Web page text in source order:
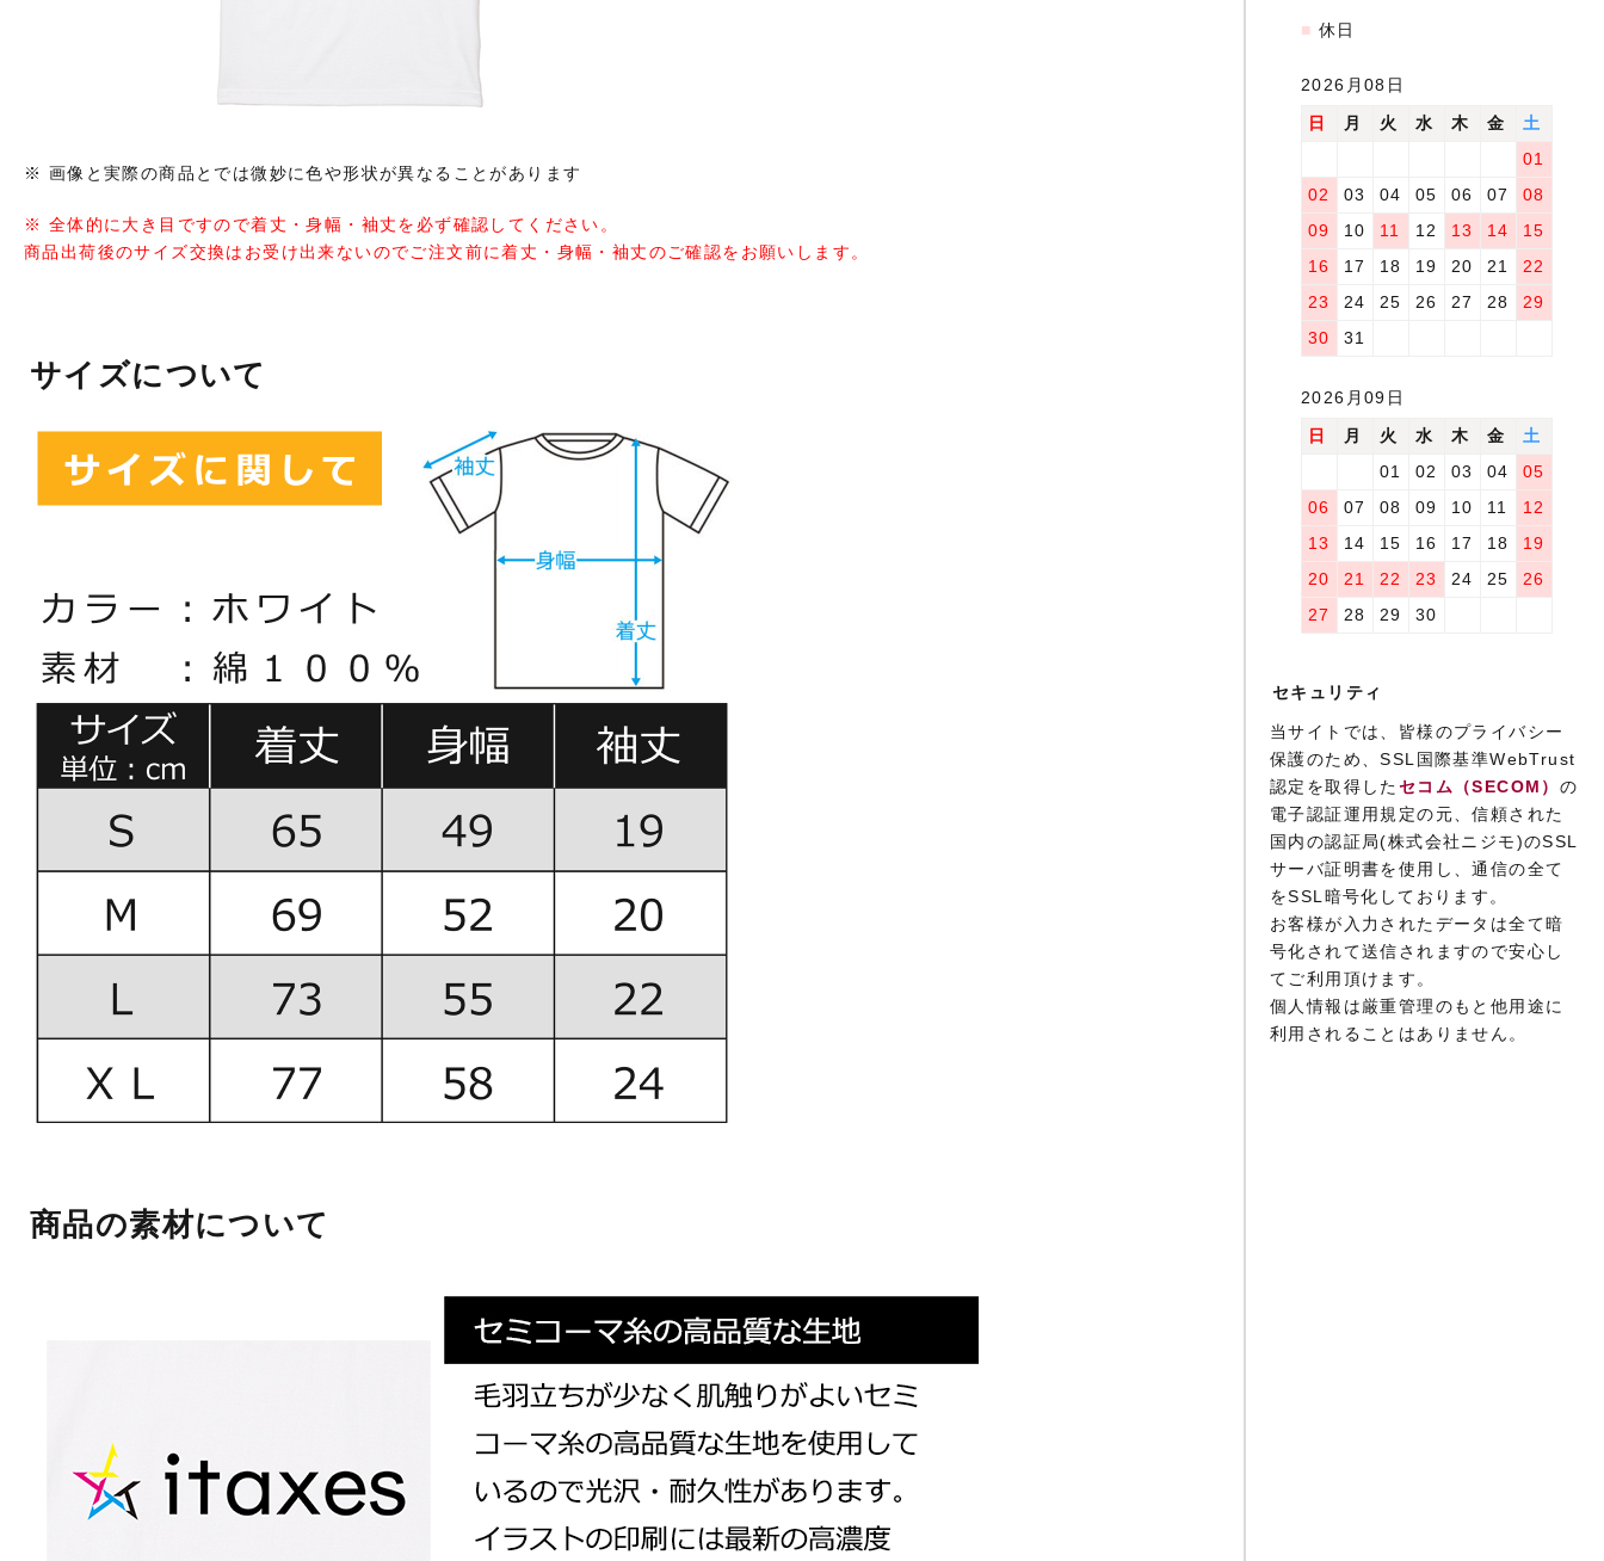
■ 休日
2026月08日
日
月 火 水 木 金
土
01
02
03 04 05 06 07
08
09
10 11 12 13 14
15
16
17 18 19 20 21
22
23
24 25 26 27 28
29
30
31
2026月09日
日
月 火 水 木 金
土
01
02 03 04
05
06
07 08 09 10 11
12
13
14 15 16 17 18
19
20
21 22 23 24 25
26
27
28 29 30
セキュリティ
当サイトでは、皆様のプライバシー
保護のため、SSL国際基準WebTrust
認定を取得したセコム（SECOM） の
電子認証運用規定の元、信頼された
国内の認証局(株式会社ニジモ)のSSL
サーバ証明書を使用し、通信の全て
をSSL暗号化しております。
お客様が入力されたデータは全て暗
号化されて送信されますので安心し
てご利用頂けます。
個人情報は厳重管理のもと他用途に
利用されることはありません。
※ 画像と実際の商品とでは微妙に色や形状が異なることがあります
※ 全体的に大き目ですので着丈・身幅・袖丈を必ず確認してください。
商品出荷後のサイズ交換はお受け出来ないのでご注文前に着丈・身幅・袖丈のご確認をお願いします。
サイズについて
商品の素材について